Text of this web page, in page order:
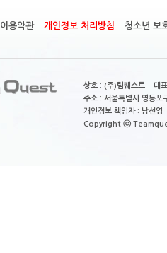
이용약관 개인정보 처리방침 청소년 보
상호 : (주)팀퀘스트 대
주소 : 서울특별시 영등
개인정보 책임자 : 남
Copyright ⓒ